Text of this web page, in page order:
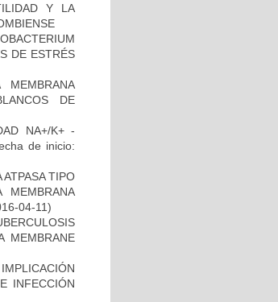
Y LA
DE ESTRÉS
DE
NA+/K+ -
de inicio:
TIPO
04-11)
MEMBRANE
INFECCIÓN